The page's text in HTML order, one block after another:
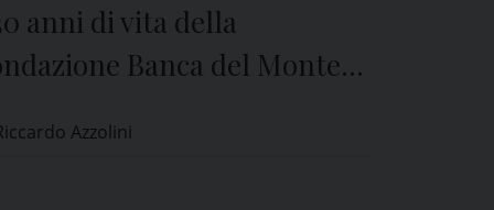
anni di vita della
Banca del Monte
Azzolini